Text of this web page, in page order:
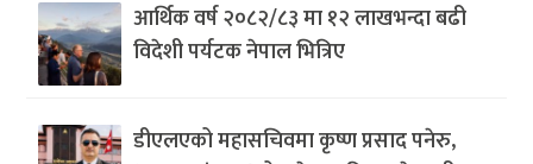
आर्थिक वर्ष २०८२/८३ मा १२ लाखभन्दा बढी
विदेशी पर्यटक नेपाल भित्रिए
डीएलएको महासचिवमा कृष्ण प्रसाद पनेरु,